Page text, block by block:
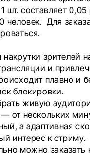
шт. составляет
человек. Для
зрителей
и
плавно и
блокировки.
живую
от нескольких
а адаптивная
интерес к стриму.
можно заказать